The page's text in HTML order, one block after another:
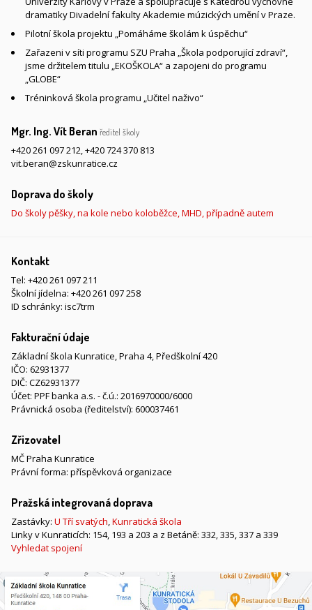
dramatiky Divadelní fakulty Akademie múzických umění v Praze.
Pilotní škola projektu „Pomáháme školám k úspěchu“
Zařazeni v síti programu SZU Praha „Škola podporující zdraví“,
jsme držitelem titulu „EKOŠKOLA“ a zapojeni do programu
„GLOBE“
Tréninková škola programu „Učitel naživo“
Mgr. Ing. Vít Beran ředitel školy
+420 261 097 212,+420 724 370 813
vit.beran@zskunratice.cz
Doprava do školy
Do školy pěšky, na kole nebo koloběžce, MHD, případně autem
Kontakt
Tel: +420 261 097 211
Školní jídelna: +420 261 097 258
ID schránky: isc7trm
Fakturační údaje
Základní škola Kunratice, Praha 4, Předškolní 420
IČO: 62931377
DIČ: CZ62931377
Účet: PPF banka a.s. - č.ú.: 2016970000/6000
Právnická osoba (ředitelství): 600037461
Zřizovatel
MČ Praha Kunratice
Právní forma: příspěvková organizace
Pražská integrovaná doprava
Zastávky: U Tří svatých,Kunratická škola
Linky v Kunraticích: 154, 193 a 203 a z Betáně: 332, 335, 337 a 339
Vyhledat spojení